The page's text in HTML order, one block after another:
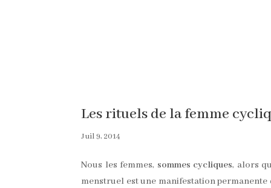
Les rituels de la femme
Juil 9, 2014
Nous les femmes, sommes cycliques, alors
menstruel est une manifestation